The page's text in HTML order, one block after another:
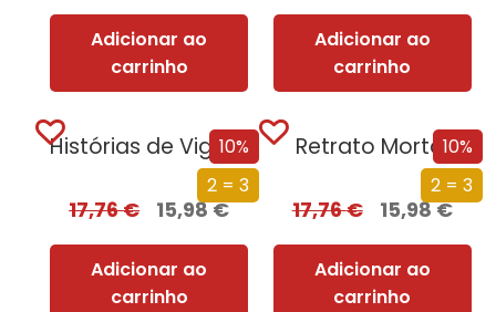
Adicionar ao
carrinho
Adicionar ao
carrinho
10%
2 = 3
Histórias de Vigaristas e Canalhas
17,76€ 15,98€
Adicionar ao
carrinho
10%
2 = 3
Retrato Mortal
17,76€ 15,98€
Adicionar ao
carrinho